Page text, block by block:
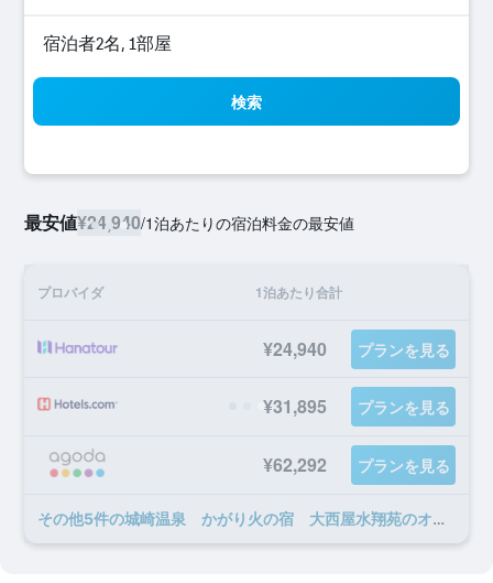
宿泊者2名, 1​部屋
検索
最安値¥24,940/1泊あたりの宿泊料金の最安値
プロバイダ 1泊あたり合計
¥24,940 プランを見る
¥31,895 プランを見る
¥62,292 プランを見る
​その他5​件の城崎温泉 かがり火の宿 大西屋水翔苑のオファー